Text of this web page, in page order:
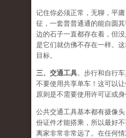
记住你必须正常，无聊，平
征，一套普普通通的能自圆
边的石子一直都存在着，但
是它们就仿佛不存在一样。
目标。
三、 交通工具。步行和自行
不要使用共享单车！这可以让
原则是不需要使用许可证或身
公共交通工具基本都有摄像
份证件才能搭乘，所以最好
离家非常非常远了。在任何